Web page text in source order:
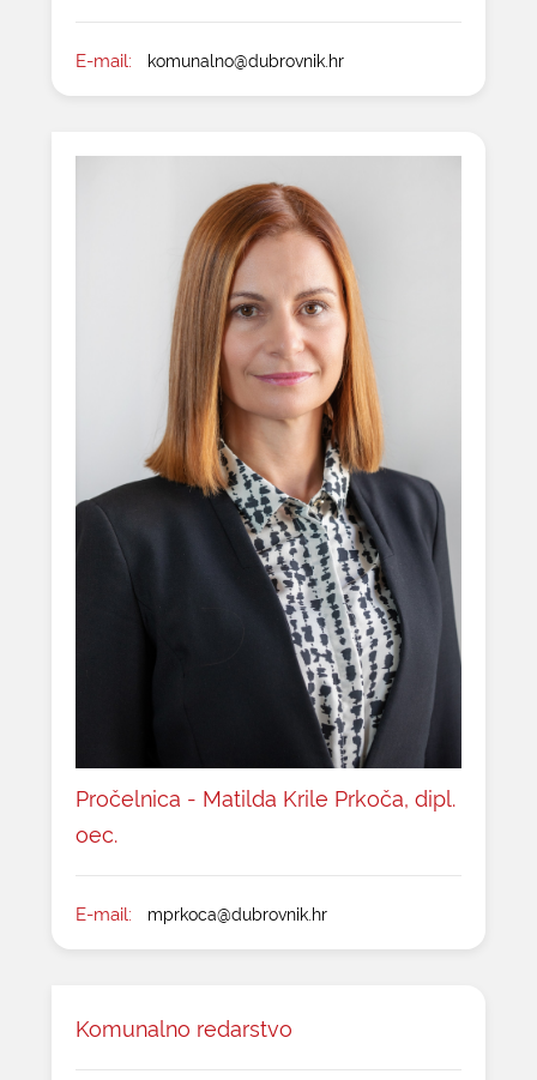
E-mail: komunalno@dubrovnik.hr
Pročelnica - Matilda Krile Prkoča, dipl.
oec.
E-mail: mprkoca@dubrovnik.hr
Komunalno redarstvo